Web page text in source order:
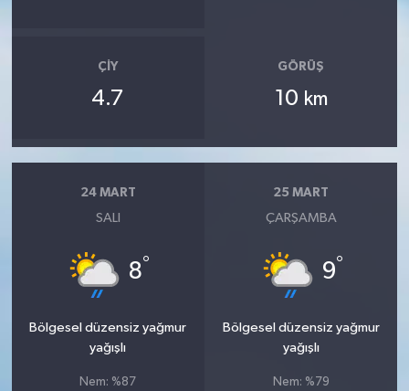
ÇIY
4.7
GÖRÜŞ
10 km
24 MART
SALI
8°
Bölgesel düzensiz yağmur
yağışlı
Nem: %87
25 MART
ÇARŞAMBA
9°
Bölgesel düzensiz yağmur
yağışlı
Nem: %79